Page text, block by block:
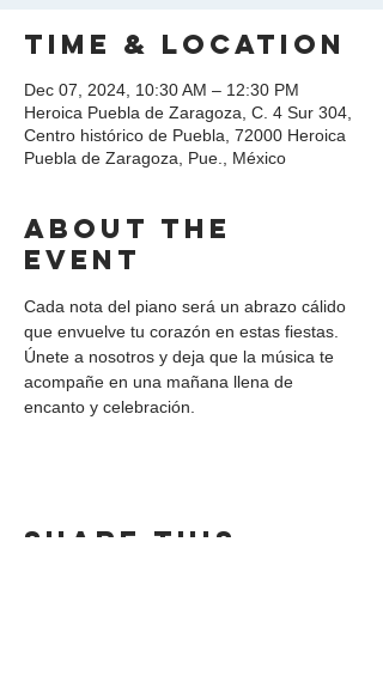
Time & Location
Dec 07, 2024, 10:30 AM – 12:30 PM
Heroica Puebla de Zaragoza, C. 4 Sur 304,
Centro histórico de Puebla, 72000 Heroica
Puebla de Zaragoza, Pue., México
About the
event
Cada nota del piano será un abrazo cálido
que envuelve tu corazón en estas fiestas.
Únete a nosotros y deja que la música te
acompañe en una mañana llena de
encanto y celebración.
Share this